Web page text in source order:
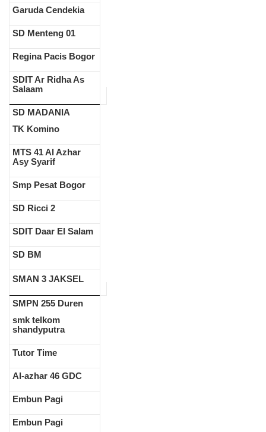
Garuda Cendekia
SD Menteng 01
Regina Pacis Bogor
SDIT Ar Ridha As
Salaam
SD MADANIA
TK Komino
MTS 41 Al Azhar
Asy Syarif
Smp Pesat Bogor
SD Ricci 2
SDIT Daar El Salam
SD BM
SMAN 3 JAKSEL
SMPN 255 Duren
smk telkom
shandyputra
Tutor Time
Al-azhar 46 GDC
Embun Pagi
Embun Pagi